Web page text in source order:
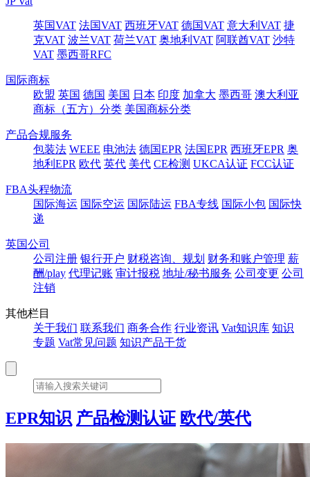
英国VAT 法国VAT 西班牙VAT 德国VAT 意大利VAT 捷
克VAT 波兰VAT 荷兰VAT 奥地利VAT 阿联酋VAT 沙特
VAT 墨西哥RFC
国际商标
欧盟 英国 德国 美国 日本 印度 加拿大 墨西哥 澳大利亚
商标（五方）分类 美国商标分类
产品合规服务
包装法 WEEE 电池法 德国EPR 法国EPR 西班牙EPR 奥
地利EPR 欧代 英代 美代 CE检测 UKCA认证 FCC认证
FBA头程物流
国际海运 国际空运 国际陆运 FBA专线 国际小包 国际快
递
英国公司
公司注册 银行开户 财税咨询、规划 财务和账户管理 薪
酬/play 代理记账 审计报税 地址/秘书服务 公司变更 公司
注销
其他栏目
关于我们 联系我们 商务合作 行业资讯 Vat知识库 知识
专题 Vat常见问题 知识产品干货
EPR知识 产品检测认证 欧代/英代